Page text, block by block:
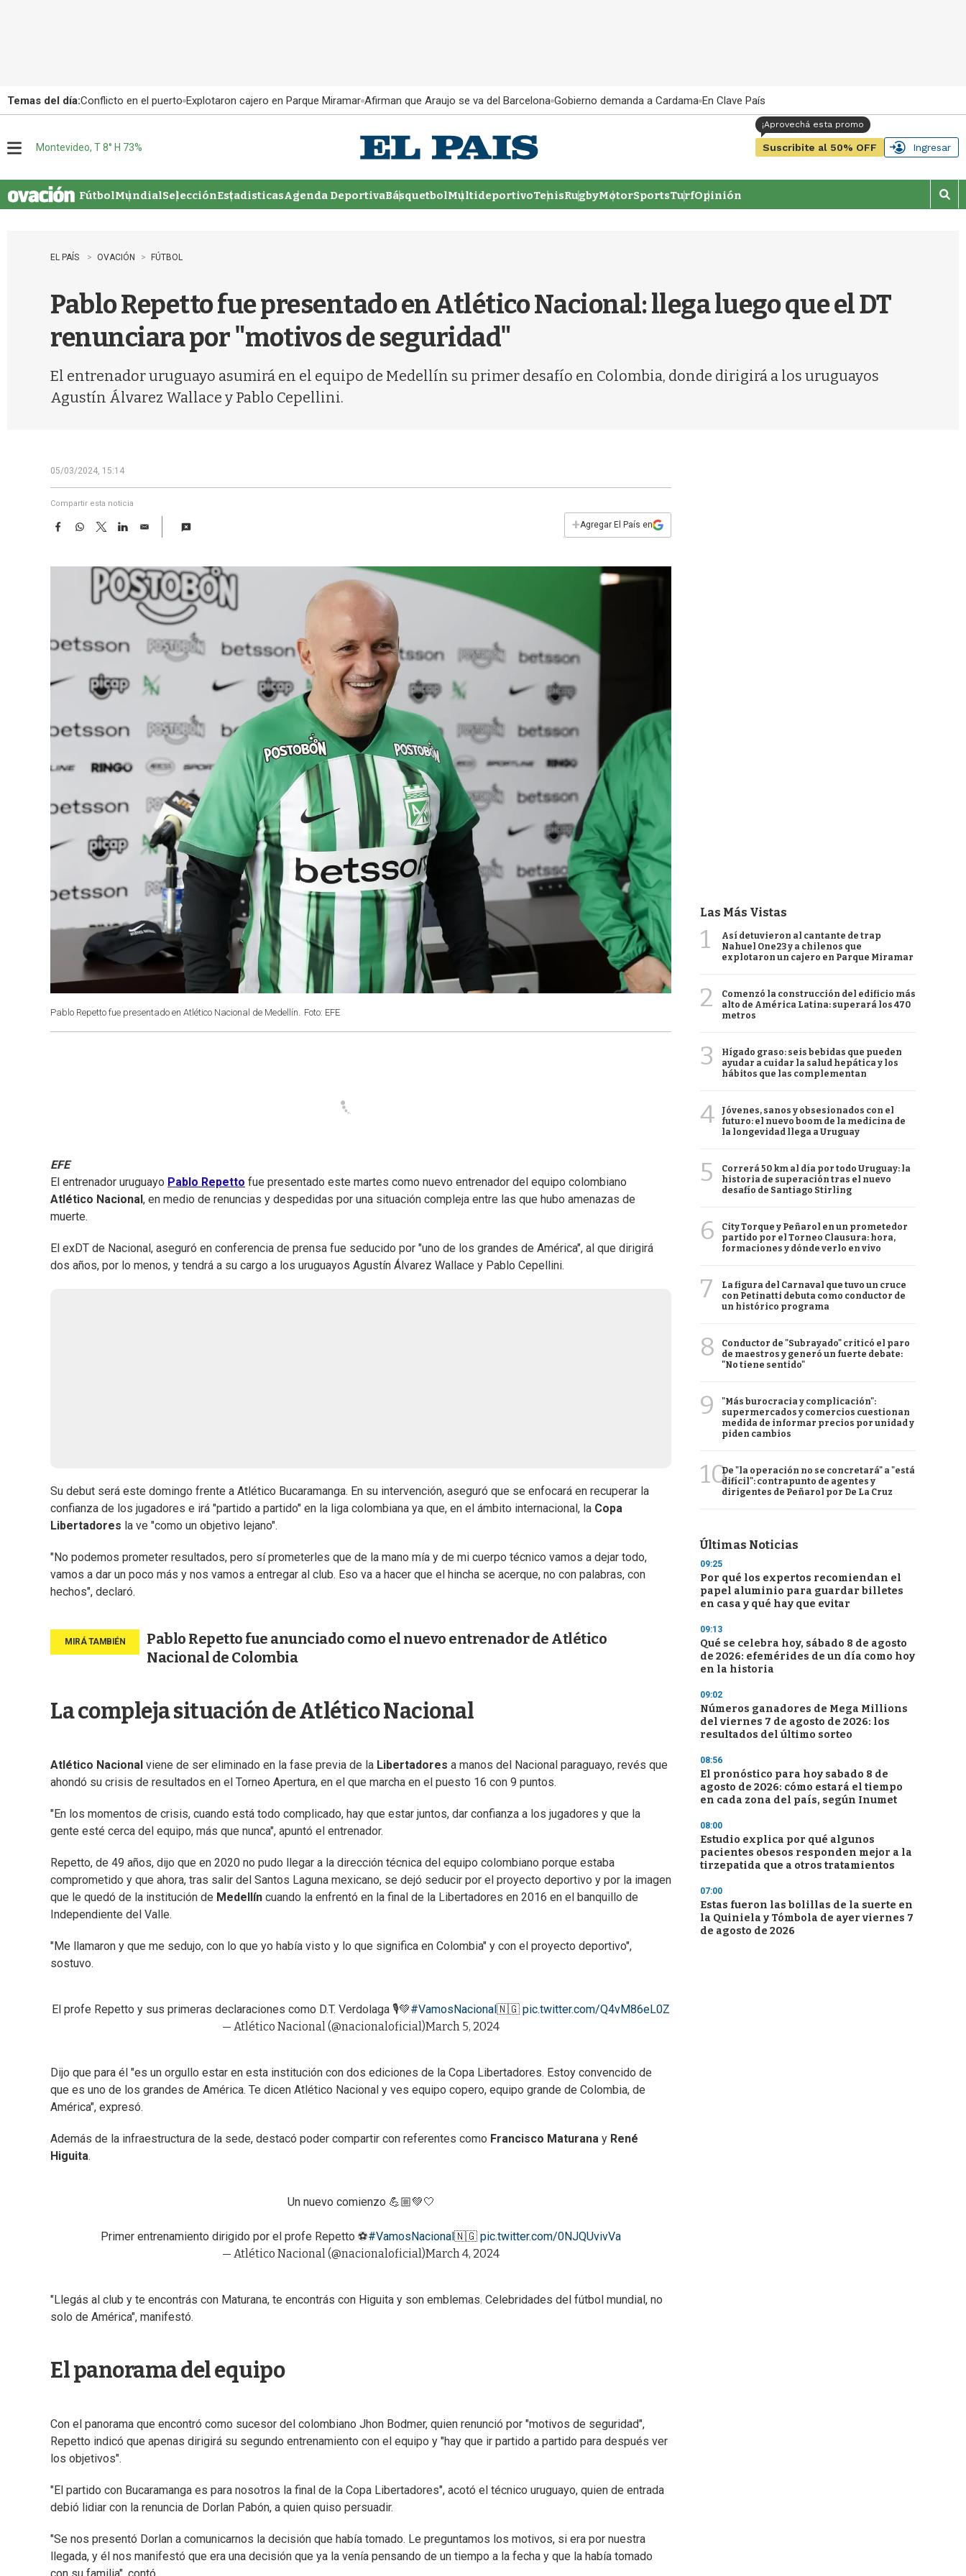
Temas del día:Conflicto en el puerto Explotaron cajero en Parque Miramar Afirman que Araujo se va del Barcelona Gobierno demanda a Cardama En Clave País
u
Montevideo, T 8° H 73% Suscribite al 50% OFF Ingresar
FútbolMundialSelecciónEstadisticasAgenda DeportivaBásquetbolMultideportivoTenisRugbyMotorSportsTurfOpinión
M
o
EL PAÍS OVACIÓN FÚTBOL
Pablo Repetto fue presentado en Atlético Nacional: llega luego que el DT
renunciara por "motivos de seguridad"
El entrenador uruguayo asumirá en el equipo de Medellín su primer desafío en Colombia, donde dirigirá a los uruguayos
Agustín Álvarez Wallace y Pablo Cepellini.
05/03/2024, 15:14
Compartir esta noticia
F
e
W
t
T
w
t
t
e
L
k
e
d
E
i
l
+Agregar El País en
Pablo Repetto fue presentado en Atlético Nacional de Medellín. Foto: EFE
EFE
El entrenador uruguayo Pablo Repetto fue presentado este martes como nuevo entrenador del equipo colombiano
Atlético Nacional , en medio de renuncias y despedidas por una situación compleja entre las que hubo amenazas de
muerte.
El exDT de Nacional, aseguró en conferencia de prensa fue seducido por "uno de los grandes de América", al que dirigirá
dos años, por lo menos, y tendrá a su cargo a los uruguayos Agustín Álvarez Wallace y Pablo Cepellini.
Su debut será este domingo frente a Atlético Bucaramanga. En su intervención, aseguró que se enfocará en recuperar la
confianza de los jugadores e irá "partido a partido" en la liga colombiana ya que, en el ámbito internacional, la Copa
Libertadores la ve "como un objetivo lejano".
"No podemos prometer resultados, pero sí prometerles que de la mano mía y de mi cuerpo técnico vamos a dejar todo,
vamos a dar un poco más y nos vamos a entregar al club. Eso va a hacer que el hincha se acerque, no con palabras, con
hechos", declaró.
Pablo Repetto fue anunciado como el nuevo entrenador de Atlético
Nacional de Colombia
La compleja situación de Atlético Nacional
Atlético Nacional viene de ser eliminado en la fase previa de la Libertadores a manos del Nacional paraguayo, revés que
ahondó su crisis de resultados en el Torneo Apertura, en el que marcha en el puesto 16 con 9 puntos.
"En los momentos de crisis, cuando está todo complicado, hay que estar juntos, dar confianza a los jugadores y que la
gente esté cerca del equipo, más que nunca", apuntó el entrenador.
Repetto, de 49 años, dijo que en 2020 no pudo llegar a la dirección técnica del equipo colombiano porque estaba
comprometido y que ahora, tras salir del Santos Laguna mexicano, se dejó seducir por el proyecto deportivo y por la imagen
que le quedó de la institución de Medellín cuando la enfrentó en la final de la Libertadores en 2016 en el banquillo de
Independiente del Valle.
"Me llamaron y que me sedujo, con lo que yo había visto y lo que significa en Colombia" y con el proyecto deportivo",
sostuvo.
El profe Repetto y sus primeras declaraciones como D.T. Verdolaga 🎙️💚#VamosNacional 🇳🇬 pic.twitter.com/Q4vM86eL0Z
— Atlético Nacional (@nacionaloficial)March 5, 2024
Dijo que para él "es un orgullo estar en esta institución con dos ediciones de la Copa Libertadores. Estoy convencido de
que es uno de los grandes de América. Te dicen Atlético Nacional y ves equipo copero, equipo grande de Colombia, de
América", expresó.
Además de la infraestructura de la sede, destacó poder compartir con referentes como Francisco Maturana y René
Higuita.
Un nuevo comienzo 💪🏼💚🤍
Primer entrenamiento dirigido por el profe Repetto ⚽️#VamosNacional 🇳🇬 pic.twitter.com/0NJQUvivVa
— Atlético Nacional (@nacionaloficial)March 4, 2024
"Llegás al club y te encontrás con Maturana, te encontrás con Higuita y son emblemas. Celebridades del fútbol mundial, no
solo de América", manifestó.
El panorama del equipo
Con el panorama que encontró como sucesor del colombiano Jhon Bodmer, quien renunció por "motivos de seguridad",
Repetto indicó que apenas dirigirá su segundo entrenamiento con el equipo y "hay que ir partido a partido para después ver
los objetivos".
"El partido con Bucaramanga es para nosotros la final de la Copa Libertadores", acotó el técnico uruguayo, quien de entrada
debió lidiar con la renuncia de Dorlan Pabón, a quien quiso persuadir.
"Se nos presentó Dorlan a comunicarnos la decisión que había tomado. Le preguntamos los motivos, si era por nuestra
llegada, y él nos manifestó que era una decisión que ya la venía pensando de un tiempo a la fecha y que la había tomado
Las Más Vistas
1
Así detuvieron al cantante de trap
Nahuel One23 y a chilenos que
explotaron un cajero en Parque Miramar
2
Comenzó la construcción del edificio más
alto de América Latina: superará los 470
metros
3
Hígado graso: seis bebidas que pueden
ayudar a cuidar la salud hepática y los
hábitos que las complementan
4
Jóvenes, sanos y obsesionados con el
futuro: el nuevo boom de la medicina de
la longevidad llega a Uruguay
5
Correrá 50 km al día por todo Uruguay: la
historia de superación tras el nuevo
desafío de Santiago Stirling
6
City Torque y Peñarol en un prometedor
partido por el Torneo Clausura: hora,
formaciones y dónde verlo en vivo
7
La figura del Carnaval que tuvo un cruce
con Petinatti debuta como conductor de
un histórico programa
8
Conductor de "Subrayado" criticó el paro
de maestros y generó un fuerte debate:
"No tiene sentido"
9
"Más burocracia y complicación":
supermercados y comercios cuestionan
medida de informar precios por unidad y
piden cambios
10De "la operación no se concretará" a "está
difícil": contrapunto de agentes y
dirigentes de Peñarol por De La Cruz
Últimas Noticias
09:25
Por qué los expertos recomiendan el
papel aluminio para guardar billetes
en casa y qué hay que evitar
09:13
Qué se celebra hoy, sábado 8 de agosto
de 2026: efemérides de un día como hoy
en la historia
09:02
Números ganadores de Mega Millions
del viernes 7 de agosto de 2026: los
resultados del último sorteo
08:56
El pronóstico para hoy sabado 8 de
agosto de 2026: cómo estará el tiempo
en cada zona del país, según Inumet
08:00
Estudio explica por qué algunos
pacientes obesos responden mejor a la
tirzepatida que a otros tratamientos
07:00
Estas fueron las bolillas de la suerte en
la Quiniela y Tómbola de ayer viernes 7
de agosto de 2026